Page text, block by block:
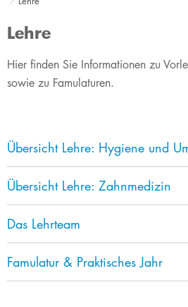
Lehre
​​Hier finden Sie Informationen zu
sowie zu Famulaturen.
Übersicht Lehre: Hygiene und
Übersicht Lehre: Zahnmedizin
Das Lehrteam
Famulatur & Praktisches Jahr